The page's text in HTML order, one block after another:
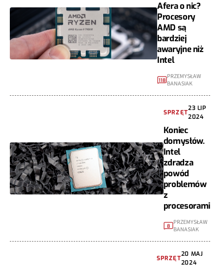
Afera o nic?
Procesory
AMD są
bardziej
awaryjne niż
Intel
118 PRZEMYSŁAW
BANASIAK
SPRZĘT
23 LIP
2024
Koniec
domysłów.
Intel
zdradza
powód
problemów
z
procesorami
8 PRZEMYSŁAW
BANASIAK
SPRZĘT
20 MAJ
2024